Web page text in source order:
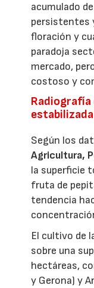
acumulado
persistentes
floración y
paradoja
mercado,
costoso y
Según los
Agricultura,
la superficie
fruta de
tendencia
El cultivo de
sobre una
hectáreas,
y Gerona) y